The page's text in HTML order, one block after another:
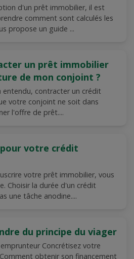
d'un prêt immobilier, il est
comment sont calculés les
propose un guide ...
un prêt immobilier
de mon conjoint ?
entendu, contracter un crédit
votre conjoint ne soit dans
l'offre de prêt....
votre crédit
votre prêt immobilier, vous
Choisir la durée d'un crédit
une tâche anodine....
du principe du viager
Concrétisez votre
obtenir son financement